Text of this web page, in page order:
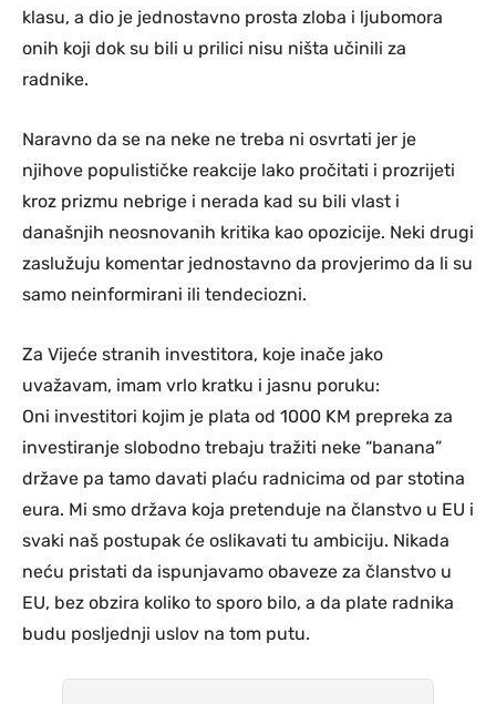
klasu, a dio je jednostavno prosta zloba i ljubomora
onih koji dok su bili u prilici nisu ništa učinili za
radnike.
Naravno da se na neke ne treba ni osvrtati jer je
njihove populističke reakcije lako pročitati i prozrijeti
kroz prizmu nebrige i nerada kad su bili vlast i
današnjih neosnovanih kritika kao opozicije. Neki drugi
zaslužuju komentar jednostavno da provjerimo da li su
samo neinformirani ili tendeciozni.
Za Vijeće stranih investitora, koje inače jako
uvažavam, imam vrlo kratku i jasnu poruku:
Oni investitori kojim je plata od 1000 KM prepreka za
investiranje slobodno trebaju tražiti neke “banana”
države pa tamo davati plaću radnicima od par stotina
eura. Mi smo država koja pretenduje na članstvo u EU i
svaki naš postupak će oslikavati tu ambiciju. Nikada
neću pristati da ispunjavamo obaveze za članstvo u
EU, bez obzira koliko to sporo bilo, a da plate radnika
budu posljednji uslov na tom putu.